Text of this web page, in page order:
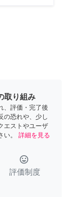
取り組み
、評価・完了後
の恐れや、少し
エストやユーザ
。
詳細を見る
tag_faces
評価制度